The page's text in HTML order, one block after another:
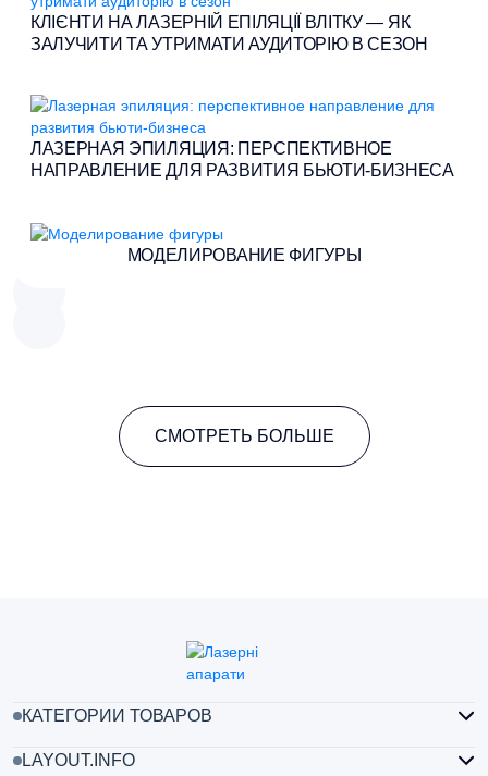
КЛІЄНТИ НА ЛАЗЕРНІЙ ЕПІЛЯЦІЇ ВЛІТКУ — ЯК
ЗАЛУЧИТИ ТА УТРИМАТИ АУДИТОРІЮ В СЕЗОН
ЛАЗЕРНАЯ ЭПИЛЯЦИЯ: ПЕРСПЕКТИВНОЕ
НАПРАВЛЕНИЕ ДЛЯ РАЗВИТИЯ БЬЮТИ-БИЗНЕСА
МОДЕЛИРОВАНИЕ ФИГУРЫ
СМОТРЕТЬ БОЛЬШЕ
КАТЕГОРИИ ТОВАРОВ
LAYOUT.INFO